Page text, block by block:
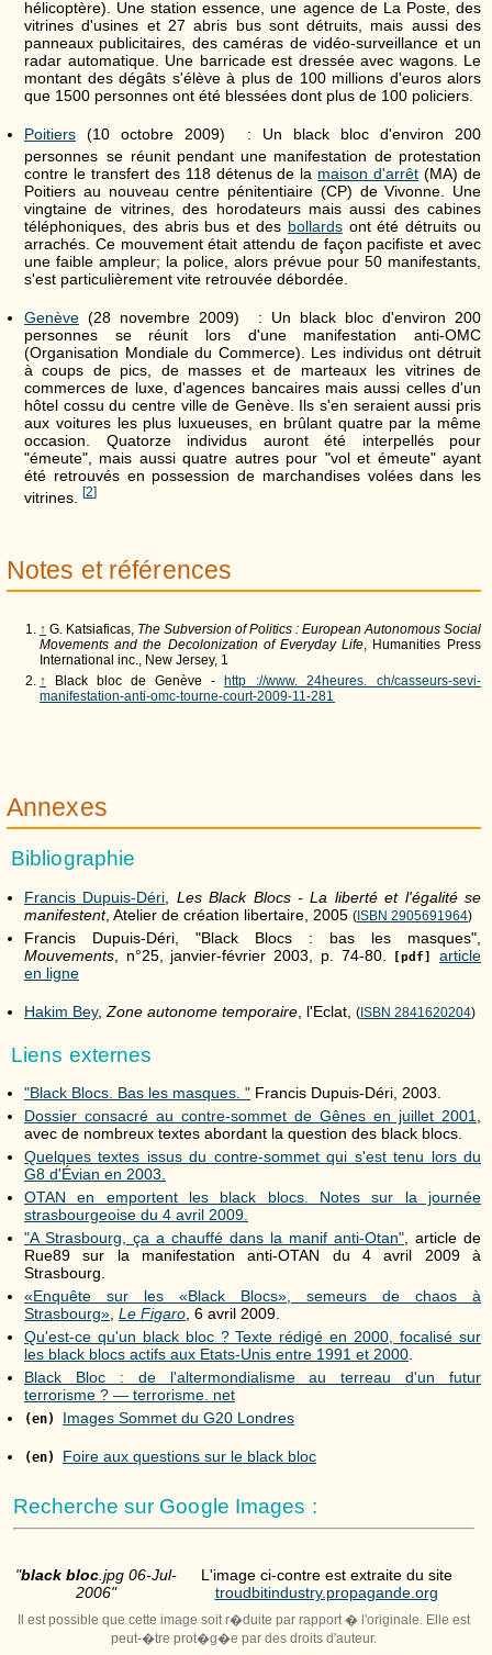
hélicoptère). Une station essence, une agence de La Poste, des
vitrines d'usines et 27 abris bus sont détruits, mais aussi des
panneaux publicitaires, des caméras de vidéo-surveillance et un
radar automatique. Une barricade est dressée avec wagons. Le
montant des dégâts s'élève à plus de 100 millions d'euros alors
que 1500 personnes ont été blessées dont plus de 100 policiers.
Poitiers (10 octobre 2009) : Un black bloc d'environ 200
personnes se réunit pendant une manifestation de protestation
contre le transfert des 118 détenus de la maison d'arrêt (MA) de
Poitiers au nouveau centre pénitentiaire (CP) de Vivonne. Une
vingtaine de vitrines, des horodateurs mais aussi des cabines
téléphoniques, des abris bus et des bollardsont été détruits ou
arrachés. Ce mouvement était attendu de façon pacifiste et avec
une faible ampleur; la police, alors prévue pour 50 manifestants,
s'est particulièrement vite retrouvée débordée.
Genève (28 novembre 2009) : Un black bloc d'environ 200
personnes se réunit lors d'une manifestation anti-OMC
(Organisation Mondiale du Commerce). Les individus ont détruit
à coups de pics, de masses et de marteaux les vitrines de
commerces de luxe, d'agences bancaires mais aussi celles d'un
hôtel cossu du centre ville de Genève. Ils s'en seraient aussi pris
aux voitures les plus luxueuses, en brûlant quatre par la même
occasion. Quatorze individus auront été interpellés pour
"émeute", mais aussi quatre autres pour "vol et émeute" ayant
été retrouvés en possession de marchandises volées dans les
vitrines.
[2]
Notes et références
↑ G. Katsiaficas, The Subversion of Politics : European Autonomous Social
Movements and the Decolonization of Everyday Life, Humanities Press
International inc., New Jersey, 1
↑
Black bloc de Genève - http ://www. 24heures. ch/casseurs-sevi-
manifestation-anti-omc-tourne-court-2009-11-281
Annexes
Bibliographie
Francis Dupuis-Déri
Les Black Blocs - La liberté et l'égalité se
manifestent, Atelier de création libertaire, 2005 (ISBN 2905691964)
Francis Dupuis-Déri, "Black Blocs : bas les masques",
Mouvements , n°25, janvier-février 2003, p. 74-80. [pdf]
article
en ligne
Hakim Bey,Zone autonome temporaire, l'Eclat, ( ISBN 2841620204)
Liens externes
"Black Blocs. Bas les masques. " Francis Dupuis-Déri, 2003.
Dossier consacré au contre-sommet de Gênes en juillet 2001
avec de nombreux textes abordant la question des black blocs.
Quelques textes issus du contre-sommet qui s'est tenu lors du
G8 d'Évian en 2003.
OTAN en emportent les black blocs. Notes sur la journée
strasbourgeoise du 4 avril 2009.
"A Strasbourg, ça a chauffé dans la manif anti-Otan" , article de
Rue89 sur la manifestation anti-OTAN du 4 avril 2009 à
Strasbourg.
«Enquête sur les «Black Blocs», semeurs de chaos à
Strasbourg» Le Figaro , 6 avril 2009.
Qu'est-ce qu'un black bloc ? Texte rédigé en 2000, focalisé sur
les black blocs actifs aux Etats-Unis entre 1991 et 2000
Black Bloc : de l'altermondialisme au terreau d'un futur
terrorisme ? — terrorisme. net
(en) Images Sommet du G20 Londres
(en) Foire aux questions sur le black bloc
Recherche sur Google Images :
"black bloc.jpg 06-Jul-
2006"
L'image ci-contre est extraite du site
troudbitindustry.propagande.org
Il est possible que cette image soit r�duite par rapport � l'originale. Elle est
peut-�tre prot�g�e par des droits d'auteur.